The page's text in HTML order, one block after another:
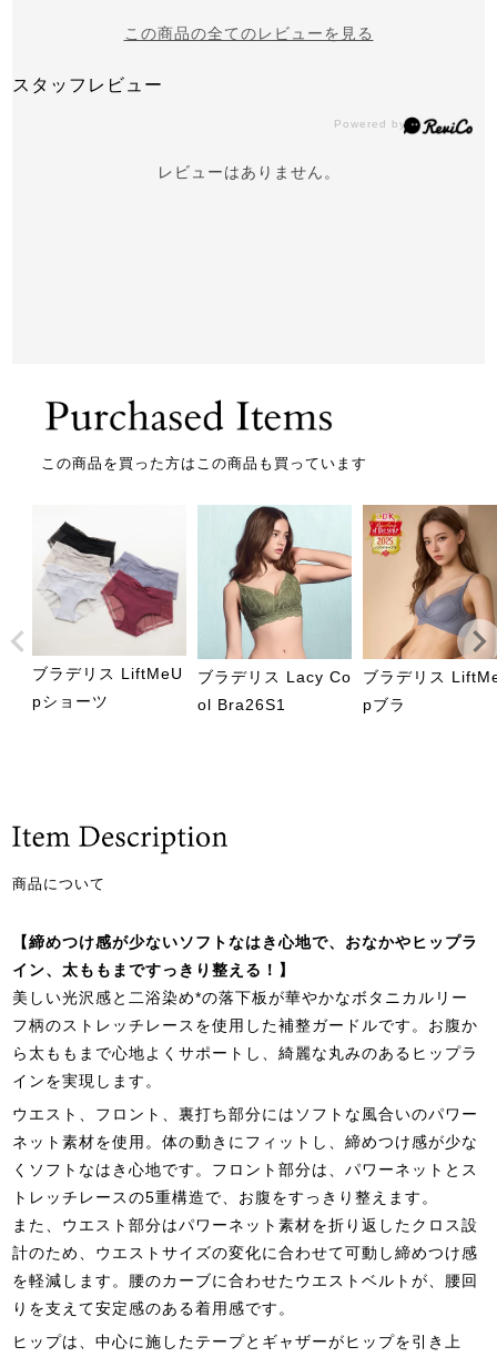
この商品の全てのレビューを見る
スタッフレビュー
レビューはありません。
この商品を買った方はこの商品も買っています
ブラデリス LiftMeU
pショーツ
ブラデリス Lacy Co
ol Bra26S1
ブラデリス
pブラ
商品について
【締めつけ感が少ないソフトなはき心地で、おなかやヒップラ
イン、太ももまですっきり整える！】
美しい光沢感と二浴染め*の落下板が華やかなボタニカルリー
フ柄のストレッチレースを使用した補整ガードルです。お腹か
ら太ももまで心地よくサポートし、綺麗な丸みのあるヒップラ
インを実現します。
ウエスト、フロント、裏打ち部分にはソフトな風合いのパワー
ネット素材を使用。体の動きにフィットし、締めつけ感が少な
くソフトなはき心地です。フロント部分は、パワーネットとス
トレッチレースの5重構造で、お腹をすっきり整えます。
また、ウエスト部分はパワーネット素材を折り返したクロス設
計のため、ウエストサイズの変化に合わせて可動し締めつけ感
を軽減します。腰のカーブに合わせたウエストベルトが、腰回
りを支えて安定感のある着用感です。
ヒップは、中心に施したテープとギャザーがヒップを引き上